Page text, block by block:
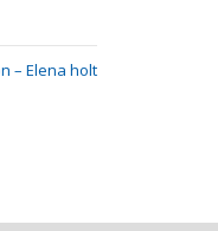
– Elena holt